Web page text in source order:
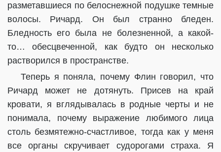
разметавшиеся по белоснежной подушке темные
волосы. Ричард. Он был странно бледен.
Бледность его была не болезненной, а какой-
то… обесцвеченной, как будто он несколько
растворился в пространстве.
Теперь я поняла, почему Флин говорил, что
Ричард может не дотянуть. Присев на край
кровати, я вглядывалась в родные черты и не
понимала, почему выражение любимого лица
столь безмятежно-счастливое, тогда как у меня
все органы скручивает судорогами страха. Я